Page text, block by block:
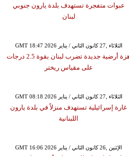
عبوات متفجرة تستهدف بلدة يارون جنوبي
لبنان
GMT 18:47 2026 الثلاثاء ,27 كانون الثاني / يناير
هزة أرضية جديدة تضرب لبنان بقوة 2.5 درجات
على مقياس ريختر
GMT 08:18 2026 الثلاثاء ,27 كانون الثاني / يناير
غارة إسرائيلية تستهدف منزلاً في بلدة يارون
اللبنانية
GMT 16:06 2026 الإثنين ,26 كانون الثاني / يناير